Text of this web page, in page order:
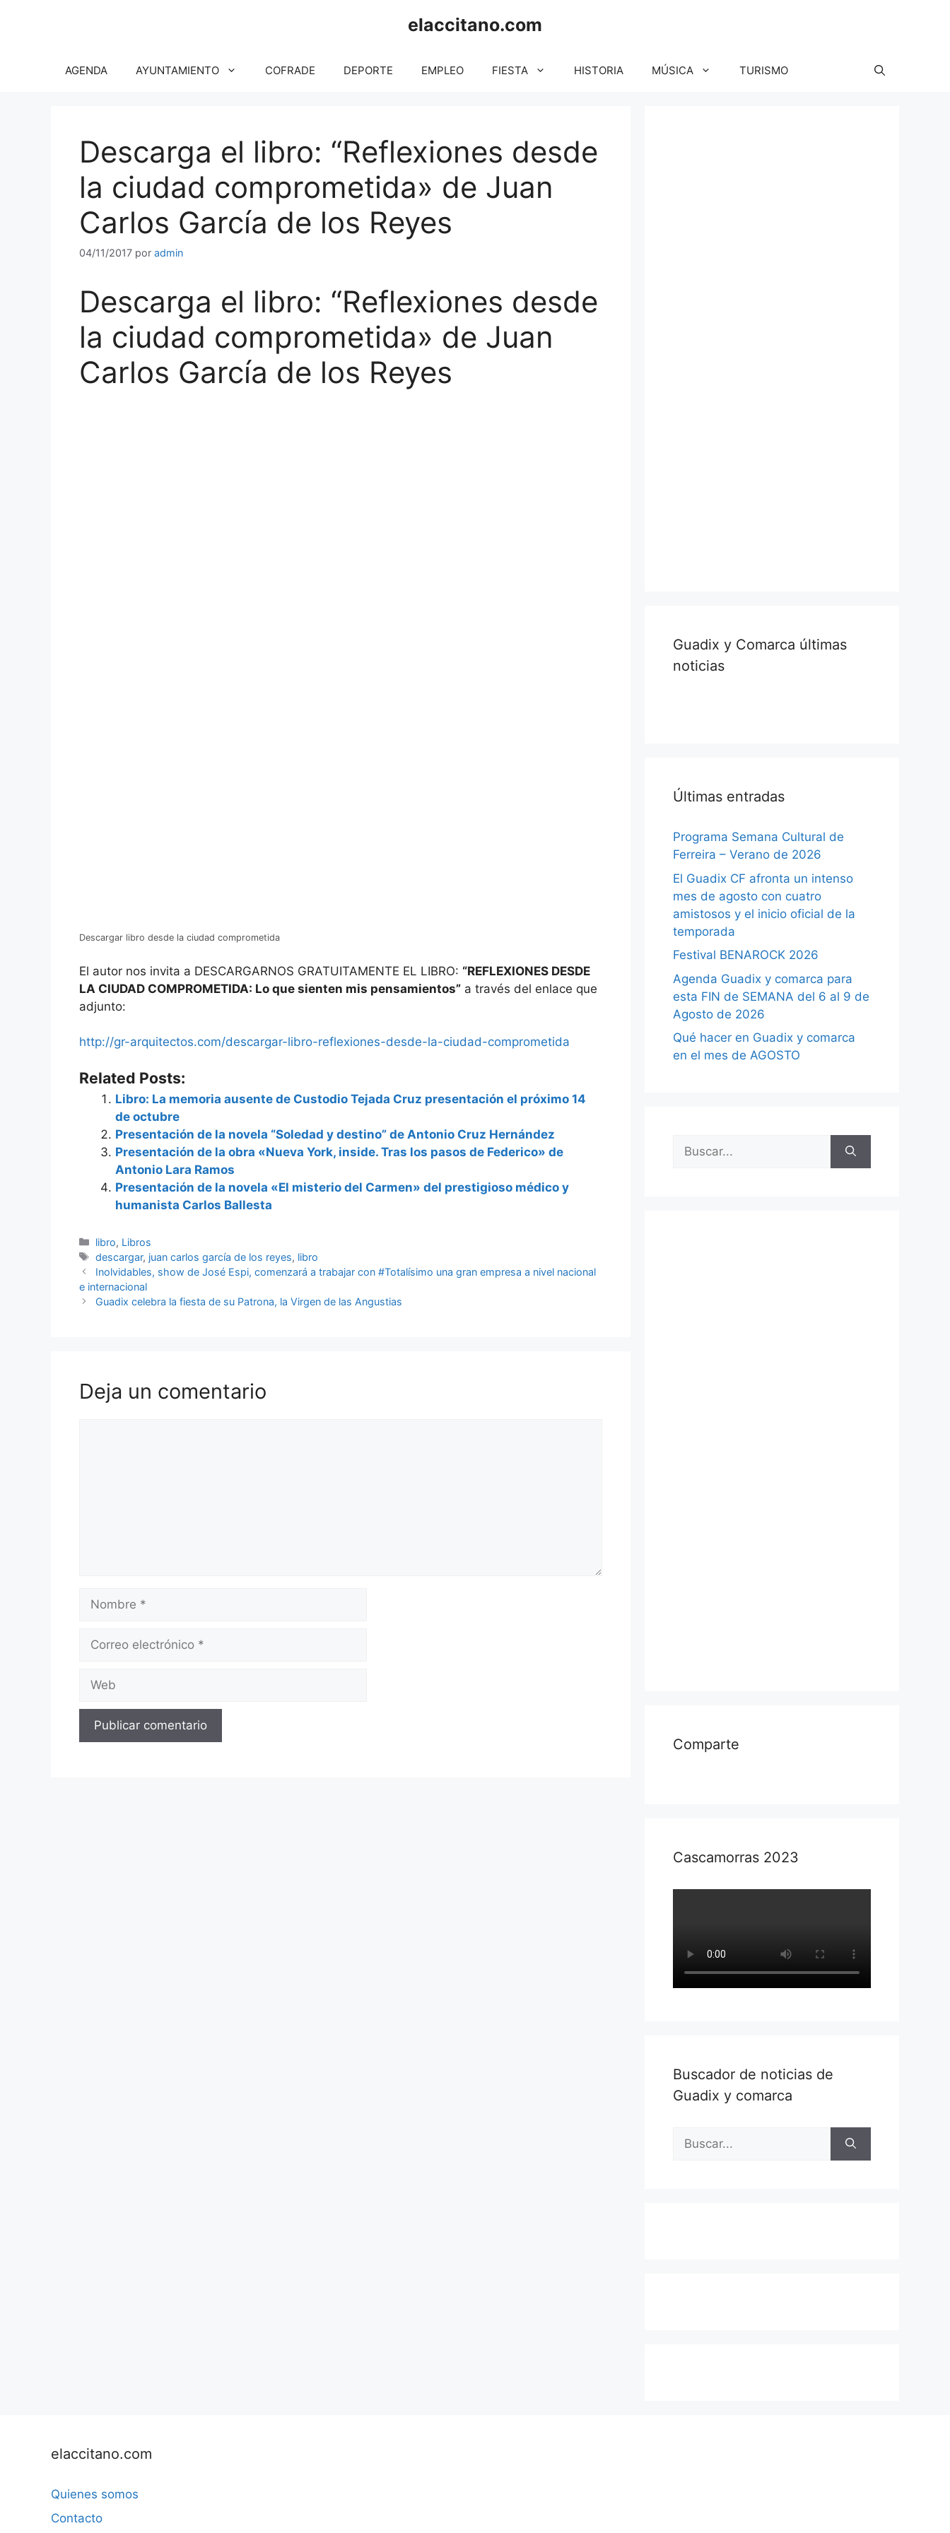
elaccitano.com
AGENDA AYUNTAMIENTO COFRADE DEPORTE EMPLEO FIESTA HISTORIA MÚSICA TURISMO
Descarga el libro: “Reflexiones desde
la ciudad comprometida» de Juan
Carlos García de los Reyes
04/11/2017 por admin
Descarga el libro: “Reflexiones desde
la ciudad comprometida» de Juan
Carlos García de los Reyes
Descargar libro desde la ciudad comprometida
El autor nos invita a DESCARGARNOS GRATUITAMENTE EL LIBRO: “REFLEXIONES DESDE
LA CIUDAD COMPROMETIDA: Lo que sienten mis pensamientos” a través del enlace que
adjunto:
http://gr-arquitectos.com/descargar-libro-reflexiones-desde-la-ciudad-comprometida
Related Posts:
Libro: La memoria ausente de Custodio Tejada Cruz presentación el próximo 14
de octubre
Presentación de la novela “Soledad y destino” de Antonio Cruz Hernández
Presentación de la obra «Nueva York, inside. Tras los pasos de Federico» de
Antonio Lara Ramos
Presentación de la novela «El misterio del Carmen» del prestigioso médico y
humanista Carlos Ballesta
Categorías
libro, Libros
Etiquetas
descargar, juan carlos garcía de los reyes, libro
Inolvidables, show de José Espi, comenzará a trabajar con #Totalísimo una gran empresa a nivel nacional
e internacional
Guadix celebra la fiesta de su Patrona, la Virgen de las Angustias
Deja un comentario
electrónico
Guadix y Comarca últimas
noticias
Últimas entradas
Programa Semana Cultural de
Ferreira – Verano de 2026
El Guadix CF afronta un intenso
mes de agosto con cuatro
amistosos y el inicio oficial de la
temporada
Festival BENAROCK 2026
Agenda Guadix y comarca para
esta FIN de SEMANA del 6 al 9 de
Agosto de 2026
Qué hacer en Guadix y comarca
en el mes de AGOSTO
Buscar:
Comparte
Cascamorras 2023
Buscador de noticias de
Guadix y comarca
Buscar:
elaccitano.com
Quienes somos
Contacto